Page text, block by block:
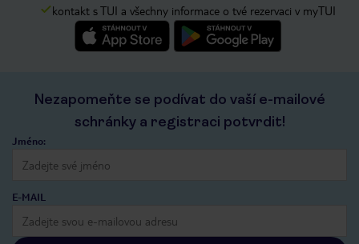
kontakt s TUI a všechny informace o tvé rezervaci v myTUI
Nezapomeňte se podívat do vaší e-mailové
schránky a registraci potvrdit!
Jméno:
E-MAIL